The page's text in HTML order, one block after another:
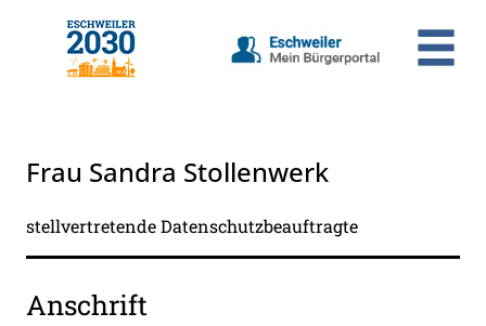
Zum Hauptinhalt springen
Frau Sandra Stollenwerk
stellvertretende Datenschutzbeauftragte
Anschrift